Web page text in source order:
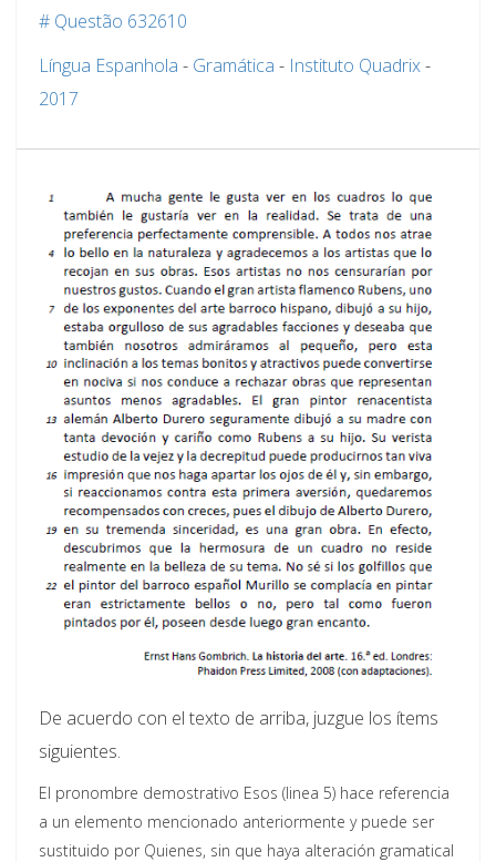
# Questão 632610
Língua Espanhola - Gramática - Instituto Quadrix-
2017
De acuerdo con el texto de arriba, juzgue los ítems
siguientes.
El pronombre demostrativo Esos (linea 5) hace referencia
a un elemento mencionado anteriormente y puede ser
sustituido por Quienes, sin que haya alteración gramatical